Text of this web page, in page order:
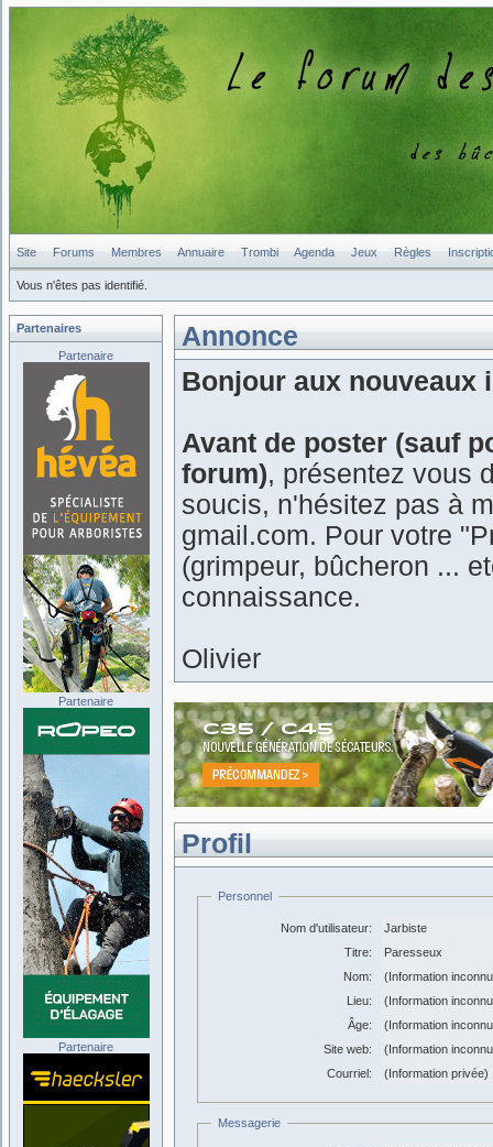
Site Forums Membres Annuaire Trombi Agenda Jeux Règles
Vous n'êtes pas identifié.
Annonce
Bonjour aux nouveaux
Avant de poster (sauf
forum), présentez vous
soucis, n'hésitez pas à
gmail.com. Pour votre
(grimpeur, bûcheron ...
connaissance.
Olivier
Profil
Personnel
Nom d'utilisateur:
Jarbiste
Titre:
Paresseux
Nom:
(Information
Lieu:
(Information
Âge:
(Information
Site web:
(Information
Courriel:
(Information privée)
Messagerie
Partenaires
Partenaire
Partenaire
Partenaire